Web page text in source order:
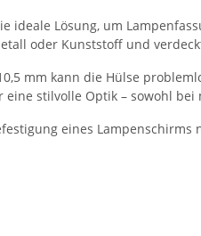
ideale Lösung, um
oder Kunststoff und
mm kann die Hülse
stilvolle Optik – sowohl
eines